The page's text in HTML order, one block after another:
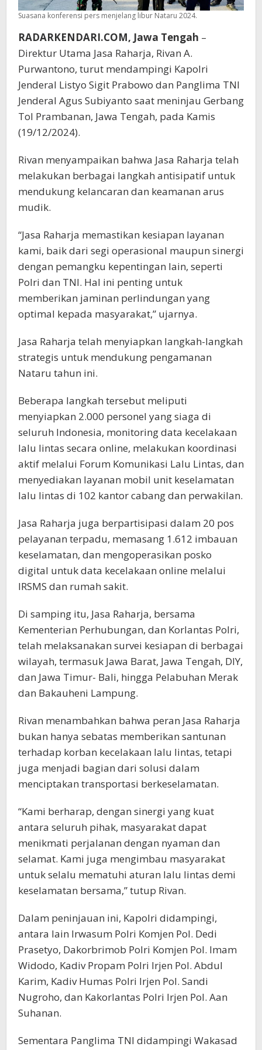
Suasana konferensi pers menjelang libur Nataru 2024.
RADARKENDARI.COM, Jawa Tengah –
Direktur Utama Jasa Raharja, Rivan A.
Purwantono, turut mendampingi Kapolri
Jenderal Listyo Sigit Prabowo dan Panglima TNI
Jenderal Agus Subiyanto saat meninjau Gerbang
Tol Prambanan, Jawa Tengah, pada Kamis
(19/12/2024).
Rivan menyampaikan bahwa Jasa Raharja telah
melakukan berbagai langkah antisipatif untuk
mendukung kelancaran dan keamanan arus
mudik.
“Jasa Raharja memastikan kesiapan layanan
kami, baik dari segi operasional maupun sinergi
dengan pemangku kepentingan lain, seperti
Polri dan TNI. Hal ini penting untuk
memberikan jaminan perlindungan yang
optimal kepada masyarakat,” ujarnya.
Jasa Raharja telah menyiapkan langkah-langkah
strategis untuk mendukung pengamanan
Nataru tahun ini.
Beberapa langkah tersebut meliputi
menyiapkan 2.000 personel yang siaga di
seluruh Indonesia, monitoring data kecelakaan
lalu lintas secara online, melakukan koordinasi
aktif melalui Forum Komunikasi Lalu Lintas, dan
menyediakan layanan mobil unit keselamatan
lalu lintas di 102 kantor cabang dan perwakilan.
Jasa Raharja juga berpartisipasi dalam 20 pos
pelayanan terpadu, memasang 1.612 imbauan
keselamatan, dan mengoperasikan posko
digital untuk data kecelakaan online melalui
IRSMS dan rumah sakit.
Di samping itu, Jasa Raharja, bersama
Kementerian Perhubungan, dan Korlantas Polri,
telah melaksanakan survei kesiapan di berbagai
wilayah, termasuk Jawa Barat, Jawa Tengah, DIY,
dan Jawa Timur- Bali, hingga Pelabuhan Merak
dan Bakauheni Lampung.
Rivan menambahkan bahwa peran Jasa Raharja
bukan hanya sebatas memberikan santunan
terhadap korban kecelakaan lalu lintas, tetapi
juga menjadi bagian dari solusi dalam
menciptakan transportasi berkeselamatan.
“Kami berharap, dengan sinergi yang kuat
antara seluruh pihak, masyarakat dapat
menikmati perjalanan dengan nyaman dan
selamat. Kami juga mengimbau masyarakat
untuk selalu mematuhi aturan lalu lintas demi
keselamatan bersama,” tutup Rivan.
Dalam peninjauan ini, Kapolri didampingi,
antara lain Irwasum Polri Komjen Pol. Dedi
Prasetyo, Dakorbrimob Polri Komjen Pol. Imam
Widodo, Kadiv Propam Polri Irjen Pol. Abdul
Karim, Kadiv Humas Polri Irjen Pol. Sandi
Nugroho, dan Kakorlantas Polri Irjen Pol. Aan
Suhanan.
Sementara Panglima TNI didampingi Wakasad